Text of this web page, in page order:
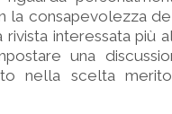
la consapevolezza
interessata più
una
nella scelta